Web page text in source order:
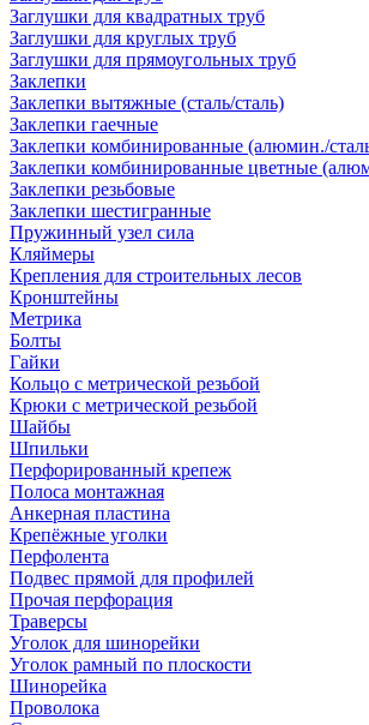
Заглушки для квадратных труб
Заглушки для круглых труб
Заглушки для прямоугольных труб
Заклепки
Заклепки вытяжные (сталь/сталь)
Заклепки гаечные
Заклепки комбинированные (алюмин./
Заклепки комбинированные цветные
Заклепки резьбовые
Заклепки шестигранные
Пружинный узел сила
Кляймеры
Крепления для строительных лесов
Кронштейны
Метрика
Болты
Гайки
Кольцо с метрической резьбой
Крюки с метрической резьбой
Шайбы
Шпильки
Перфорированный крепеж
Полоса монтажная
Анкерная пластина
Крепёжные уголки
Перфолента
Подвес прямой для профилей
Прочая перфорация
Траверсы
Уголок для шинорейки
Уголок рамный по плоскости
Шинорейка
Проволока